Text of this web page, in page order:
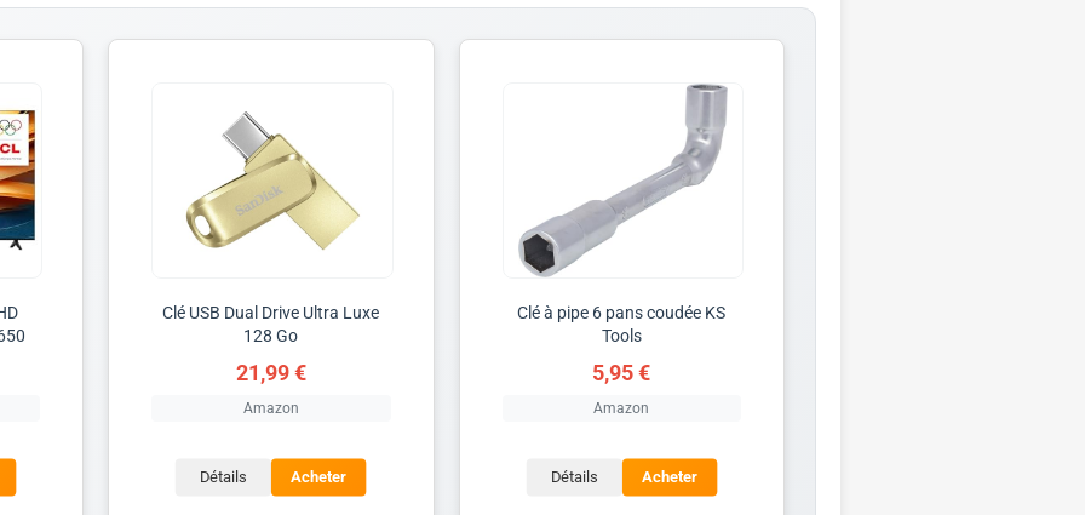
Clé USB Dual Drive Ultra Luxe
128 Go
21,99 €
Amazon
Détails Acheter
Clé à pipe 6 pans coudée KS
Tools
5,95 €
Amazon
Détails Acheter